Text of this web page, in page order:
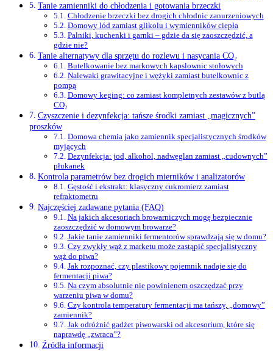
Tanie zamienniki do chłodzenia i gotowania brzeczki
Chłodzenie brzeczki bez drogich chłodnic zanurzeniowych
Domowy lód zamiast glikolu i wymienników ciepła
Palniki, kuchenki i garnki – gdzie da się zaoszczędzić, a
gdzie nie?
Tanie alternatywy dla sprzętu do rozlewu i nasycania CO₂
Butelkowanie bez markowych kapslownic stołowych
Nalewaki grawitacyjne i wężyki zamiast butelkownic z
pompą
Domowy keging: co zamiast kompletnych zestawów z butlą
CO₂
Czyszczenie i dezynfekcja: tańsze środki zamiast „magicznych”
proszków
Domowa chemia jako zamiennik specjalistycznych środków
myjących
Dezynfekcja: jod, alkohol, nadwęglan zamiast „cudownych”
płukanek
Kontrola parametrów bez drogich mierników i analizatorów
Gęstość i ekstrakt: klasyczny cukromierz zamiast
refraktometru
Najczęściej zadawane pytania (FAQ)
Na jakich akcesoriach browarniczych mogę bezpiecznie
zaoszczędzić w domowym browarze?
Jakie tanie zamienniki fermentorów sprawdzają się w domu?
Czy zwykły wąż z marketu może zastąpić specjalistyczny
wąż do piwa?
Jak rozpoznać, czy plastikowy pojemnik nadaje się do
fermentacji piwa?
Na czym absolutnie nie powinienem oszczędzać przy
warzeniu piwa w domu?
Czy kontrola temperatury fermentacji ma tańszy, „domowy”
zamiennik?
Jak odróżnić gadżet piwowarski od akcesorium, które się
naprawdę „zwraca”?
Źródła informacji